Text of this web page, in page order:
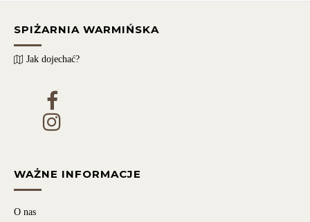
SPIŻARNIA WARMIŃSKA
Jak dojechać?
WAŻNE INFORMACJE
O nas